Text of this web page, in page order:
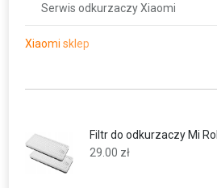
Serwis odkurzaczy Xiaomi
Xiaomi sklep
Filtr do odkurzaczy Mi
29.00 zł